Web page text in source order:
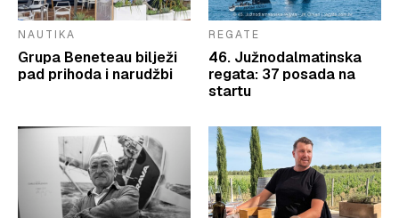
NAUTIKA
Grupa Beneteau bilježi
pad prihoda i narudžbi
REGATE
46. Južnodalmatinska
regata: 37 posada na
startu